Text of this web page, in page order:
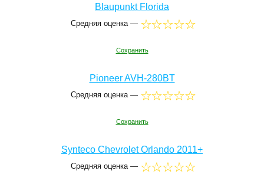
Blaupunkt Florida
Средняя оценка —
Сохранить
Pioneer AVH-280BT
Средняя оценка —
Сохранить
Synteco Chevrolet Orlando 2011+
Средняя оценка —